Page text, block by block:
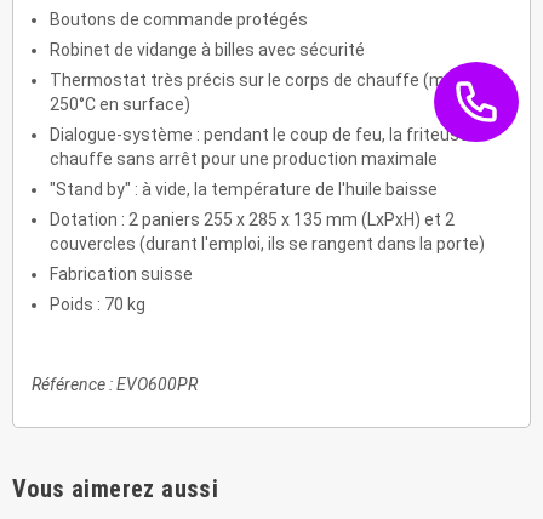
Boutons de commande protégés
Robinet de vidange à billes avec sécurité
Thermostat très précis sur le corps de chauffe (max
250°C en surface)
Dialogue-système : pendant le coup de feu, la friteuse
chauffe sans arrêt pour une production maximale
"Stand by" : à vide, la température de l'huile baisse
Dotation : 2 paniers 255 x 285 x 135 mm (LxPxH) et 2
couvercles (durant l'emploi, ils se rangent dans la porte)
Fabrication suisse
Poids : 70 kg
Référence : EVO600PR
Vous aimerez aussi